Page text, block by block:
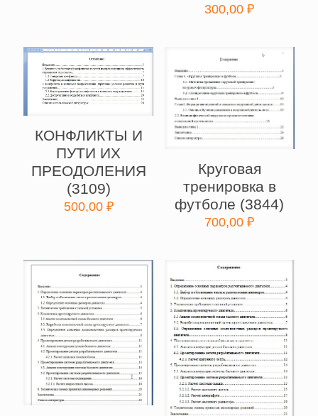
300,00₽
КОНФЛИКТЫ И
ПУТИ ИХ
ПРЕОДОЛЕНИЯ
(3109)
500,00 ₽
Круговая
тренировка в
футболе (3844)
700,00₽